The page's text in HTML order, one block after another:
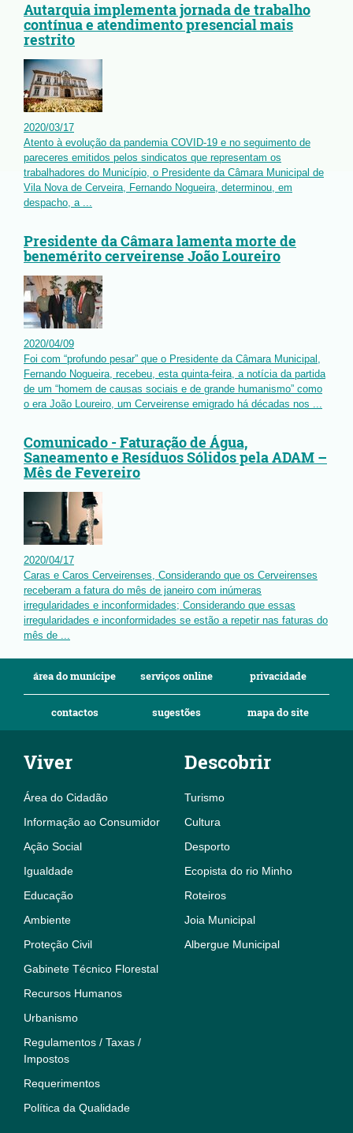
Autarquia implementa jornada de trabalho
contínua e atendimento presencial mais
restrito
2020/03/17
Atento à evolução da pandemia COVID-19 e no seguimento de
pareceres emitidos pelos sindicatos que representam os
trabalhadores do Município, o Presidente da Câmara Municipal de
Vila Nova de Cerveira, Fernando Nogueira, determinou, em
despacho, a ...
Presidente da Câmara lamenta morte de
benemérito cerveirense João Loureiro
2020/04/09
Foi com “profundo pesar” que o Presidente da Câmara Municipal,
Fernando Nogueira, recebeu, esta quinta-feira, a notícia da partida
de um “homem de causas sociais e de grande humanismo” como
o era João Loureiro, um Cerveirense emigrado há décadas nos ...
Comunicado - Faturação de Água,
Saneamento e Resíduos Sólidos pela ADAM –
Mês de Fevereiro
2020/04/17
Caras e Caros Cerveirenses, Considerando que os Cerveirenses
receberam a fatura do mês de janeiro com inúmeras
irregularidades e inconformidades; Considerando que essas
irregularidades e inconformidades se estão a repetir nas faturas do
mês de ...
área do munícipe serviços online privacidade
contactos sugestões mapa do site
Viver
Área do Cidadão
Informação ao Consumidor
Ação Social
Igualdade
Educação
Ambiente
Proteção Civil
Gabinete Técnico Florestal
Recursos Humanos
Urbanismo
Regulamentos / Taxas /
Impostos
Requerimentos
Política da Qualidade
Descobrir
Turismo
Cultura
Desporto
Ecopista do rio Minho
Roteiros
Joia Municipal
Albergue Municipal